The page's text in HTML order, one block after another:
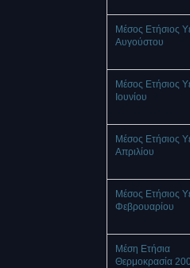
Μέσος Ετήσιος
Αυγούστου
Μέσος Ετήσιος
Ιουνίου
Μέσος Ετήσιος
Απριλίου
Μέσος Ετήσιος
Φεβρουαρίου
Μέση Ετήσια
Θερμοκρασία